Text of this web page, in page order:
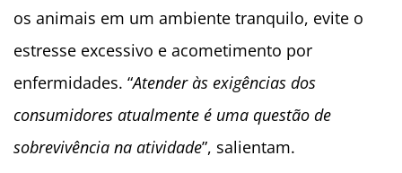
os animais em um ambiente tranquilo, evite o
estresse excessivo e acometimento por
enfermidades. “Atender às exigências dos
consumidores atualmente é uma questão de
sobrevivência na atividade”, salientam.